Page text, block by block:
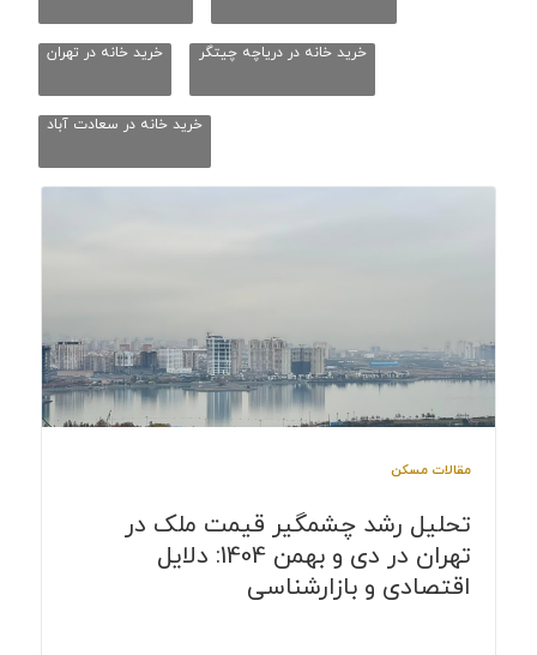
خرید خانه در تهران خرید خانه در دریاچه چیتگر
خرید خانه در سعادت آباد
مقالات مسکن
تحلیل رشد چشمگیر قیمت ملک در
تهران در دی و بهمن 1404: دلایل
اقتصادی و بازارشناسی